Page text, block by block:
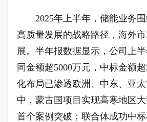
2025年上半年，储能业务
高质量发展的战略路径，海外
展。半年报数据显示，公司上
同金额超5000万元，中标金额
化布局已渗透欧洲、中东、亚
中，蒙古国项目实现高寒地区
首个案例突破；联合体成功中